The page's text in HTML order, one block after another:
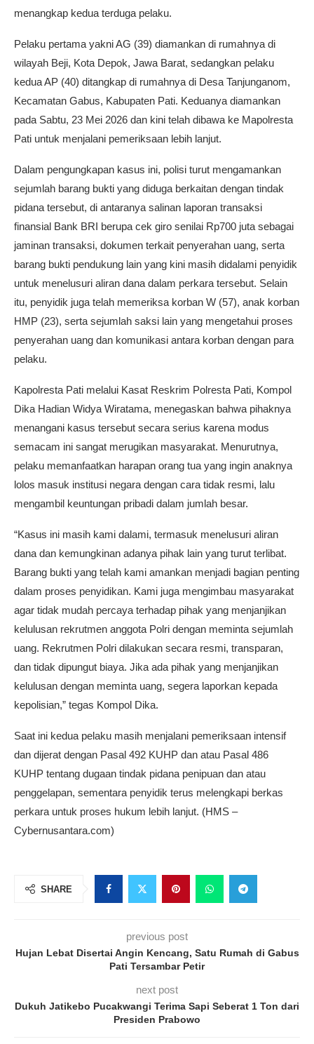
menangkap kedua terduga pelaku.
Pelaku pertama yakni AG (39) diamankan di rumahnya di
wilayah Beji, Kota Depok, Jawa Barat, sedangkan pelaku
kedua AP (40) ditangkap di rumahnya di Desa Tanjunganom,
Kecamatan Gabus, Kabupaten Pati. Keduanya diamankan
pada Sabtu, 23 Mei 2026 dan kini telah dibawa ke Mapolresta
Pati untuk menjalani pemeriksaan lebih lanjut.
Dalam pengungkapan kasus ini, polisi turut mengamankan
sejumlah barang bukti yang diduga berkaitan dengan tindak
pidana tersebut, di antaranya salinan laporan transaksi
finansial Bank BRI berupa cek giro senilai Rp700 juta sebagai
jaminan transaksi, dokumen terkait penyerahan uang, serta
barang bukti pendukung lain yang kini masih didalami penyidik
untuk menelusuri aliran dana dalam perkara tersebut. Selain
itu, penyidik juga telah memeriksa korban W (57), anak korban
HMP (23), serta sejumlah saksi lain yang mengetahui proses
penyerahan uang dan komunikasi antara korban dengan para
pelaku.
Kapolresta Pati melalui Kasat Reskrim Polresta Pati, Kompol
Dika Hadian Widya Wiratama, menegaskan bahwa pihaknya
menangani kasus tersebut secara serius karena modus
semacam ini sangat merugikan masyarakat. Menurutnya,
pelaku memanfaatkan harapan orang tua yang ingin anaknya
lolos masuk institusi negara dengan cara tidak resmi, lalu
mengambil keuntungan pribadi dalam jumlah besar.
“Kasus ini masih kami dalami, termasuk menelusuri aliran
dana dan kemungkinan adanya pihak lain yang turut terlibat.
Barang bukti yang telah kami amankan menjadi bagian penting
dalam proses penyidikan. Kami juga mengimbau masyarakat
agar tidak mudah percaya terhadap pihak yang menjanjikan
kelulusan rekrutmen anggota Polri dengan meminta sejumlah
uang. Rekrutmen Polri dilakukan secara resmi, transparan,
dan tidak dipungut biaya. Jika ada pihak yang menjanjikan
kelulusan dengan meminta uang, segera laporkan kepada
kepolisian,” tegas Kompol Dika.
Saat ini kedua pelaku masih menjalani pemeriksaan intensif
dan dijerat dengan Pasal 492 KUHP dan atau Pasal 486
KUHP tentang dugaan tindak pidana penipuan dan atau
penggelapan, sementara penyidik terus melengkapi berkas
perkara untuk proses hukum lebih lanjut. (HMS –
Cybernusantara.com)
SHARE
previous post
Hujan Lebat Disertai Angin Kencang, Satu Rumah di Gabus
Pati Tersambar Petir
next post
Dukuh Jatikebo Pucakwangi Terima Sapi Seberat 1 Ton dari
Presiden Prabowo